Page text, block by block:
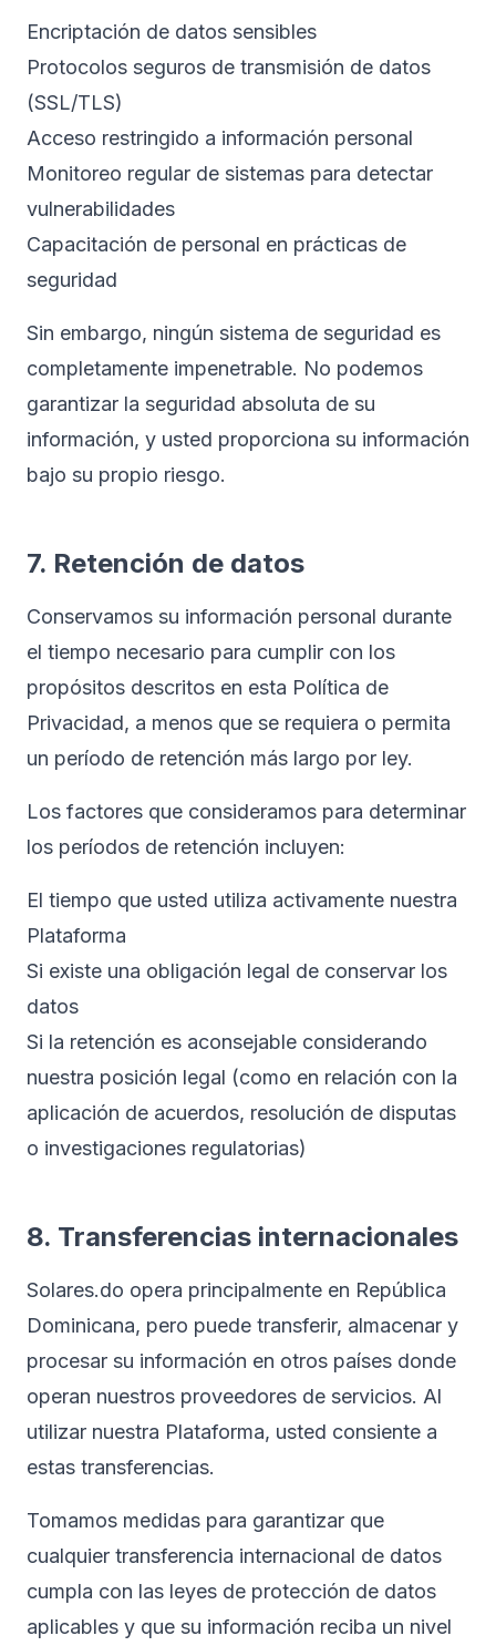
Encriptación de datos sensibles
Protocolos seguros de transmisión de datos
(SSL/TLS)
Acceso restringido a información personal
Monitoreo regular de sistemas para detectar
vulnerabilidades
Capacitación de personal en prácticas de
seguridad
Sin embargo, ningún sistema de seguridad es
completamente impenetrable. No podemos
garantizar la seguridad absoluta de su
información, y usted proporciona su información
bajo su propio riesgo.
7. Retención de datos
Conservamos su información personal durante
el tiempo necesario para cumplir con los
propósitos descritos en esta Política de
Privacidad, a menos que se requiera o permita
un período de retención más largo por ley.
Los factores que consideramos para determinar
los períodos de retención incluyen:
El tiempo que usted utiliza activamente nuestra
Plataforma
Si existe una obligación legal de conservar los
datos
Si la retención es aconsejable considerando
nuestra posición legal (como en relación con la
aplicación de acuerdos, resolución de disputas
o investigaciones regulatorias)
8. Transferencias internacionales
Solares.do opera principalmente en República
Dominicana, pero puede transferir, almacenar y
procesar su información en otros países donde
operan nuestros proveedores de servicios. Al
utilizar nuestra Plataforma, usted consiente a
estas transferencias.
Tomamos medidas para garantizar que
cualquier transferencia internacional de datos
cumpla con las leyes de protección de datos
aplicables y que su información reciba un nivel